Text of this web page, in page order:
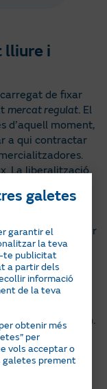
lliure i
de fixar
mercat regulat. El
d’aquell moment,
a qui contractar
La liberalització
ser al mercat
mercat regulat per
que no superin
pel Ministeri,
petit consumidor).
el preu del kWh
el preu està
galetes
garantir el
la teva
te publicitat
a partir dels
informació
de la teva
per obtenir més
per
vols acceptar o
galetes prement